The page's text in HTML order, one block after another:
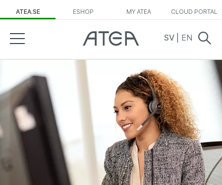
ATEA.SE ESHOP MY ATEA CLOUD PORTAL
SV EN